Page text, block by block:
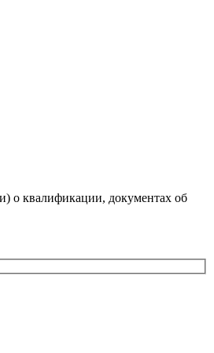
о квалификации, документах об